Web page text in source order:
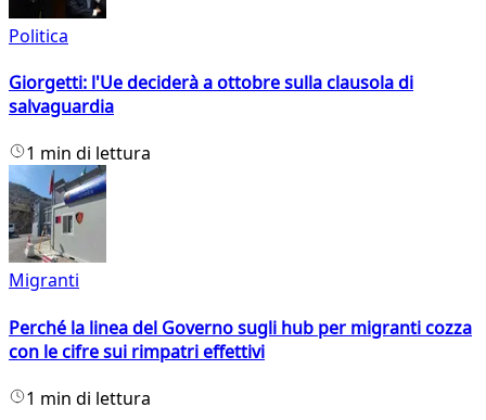
Politica
Giorgetti: l'Ue deciderà a ottobre sulla clausola di
salvaguardia
1 min di lettura
Migranti
Perché la linea del Governo sugli hub per migranti cozza
con le cifre sui rimpatri effettivi
1 min di lettura